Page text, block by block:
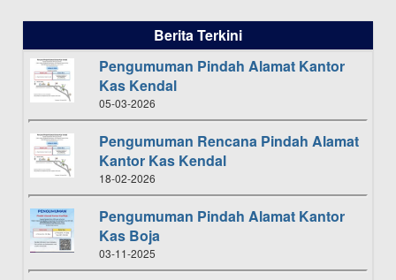
Berita Terkini
Pengumuman Pindah Alamat Kantor
Kas Kendal
05-03-2026
Pengumuman Rencana Pindah Alamat
Kantor Kas Kendal
18-02-2026
Pengumuman Pindah Alamat Kantor
Kas Boja
03-11-2025